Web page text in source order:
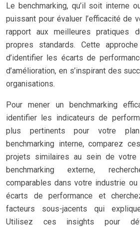
Le benchmarking, qu’il soit interne
puissant pour évaluer l’efficacité de
rapport aux meilleures pratiques
propres standards. Cette
d’identifier les écarts de
d’amélioration, en s’inspirant des
organisations.
Pour mener un benchmarking
identifier les indicateurs de
plus pertinents pour votre
benchmarking interne, comparez
projets similaires au sein de votre
benchmarking externe,
comparables dans votre industrie
écarts de performance et
facteurs sous-jacents qui
Utilisez ces insights pour